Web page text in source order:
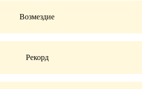
Возмездие
Рекорд